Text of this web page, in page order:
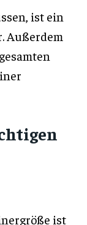
ist ein
Außerdem
ist